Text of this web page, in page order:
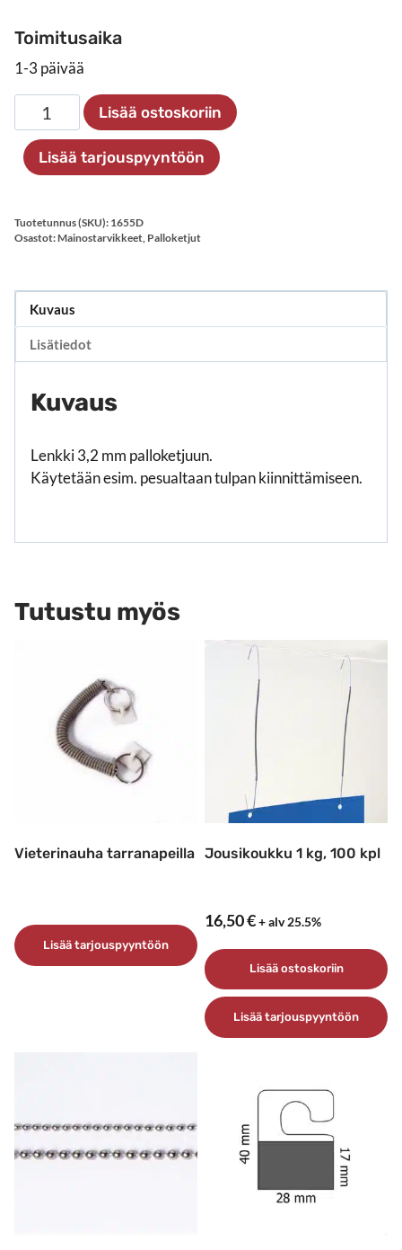
Toimitusaika
1-3 päivää
mm
palloketjuun
määrä
Lisää ostoskoriin
Lisää tarjouspyyntöön
Tuotetunnus (SKU): 1655D
Osastot: Mainostarvikkeet, Palloketjut
Kuvaus
Lisätiedot
Kuvaus
Lenkki 3,2 mm palloketjuun.
Käytetään esim. pesualtaan tulpan kiinnittämiseen.
Tutustu myös
Vieterinauha tarranapeilla
Lisää tarjouspyyntöön
Jousikoukku 1 kg, 100 kpl
16,50€+ alv 25.5%
Lisää ostoskoriin
Lisää tarjouspyyntöön